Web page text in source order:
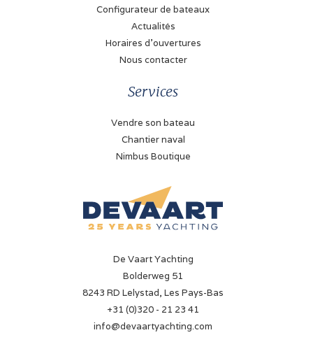
Configurateur de bateaux
Actualités
Horaires d'ouvertures
Nous contacter
Services
Vendre son bateau
Chantier naval
Nimbus Boutique
De Vaart Yachting
Bolderweg 51
8243 RD Lelystad, Les Pays-Bas
+31 (0)320 - 21 23 41
info@devaartyachting.com